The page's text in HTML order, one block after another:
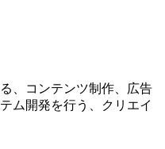
、コンテンツ制作、広告
ム開発を行う、
クリエイ